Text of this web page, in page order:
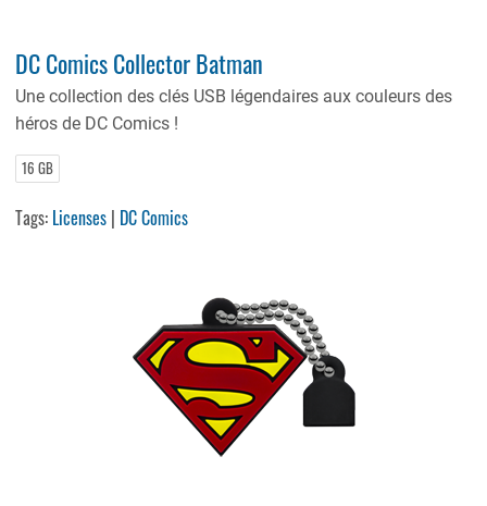
DC Comics Collector Batman
Une collection des clés USB légendaires aux couleurs des
héros de DC Comics !
16 GB
Tags: Licenses | DC Comics